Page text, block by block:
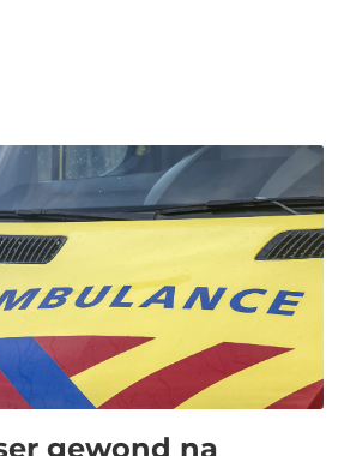
gewond na